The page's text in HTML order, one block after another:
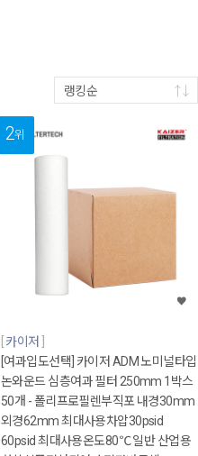
랭킹순
2위
카이저
[여과입도선택] 카이저 ADM 노미널타입
논와운드 심층여과 필터 250mm 1박스
50개 - 폴리프로필렌부직포 내경30mm
외경62mm 최대사용차압30psid
60psid 최대사용온도80℃ 일반 산업용